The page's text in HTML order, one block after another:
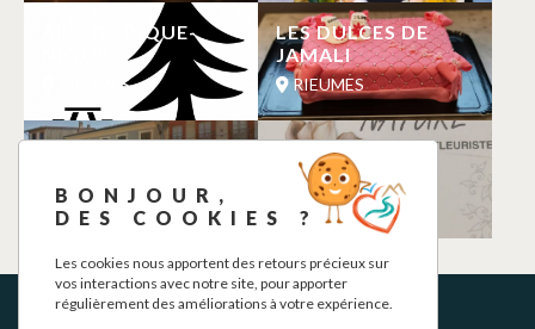
AIRE DE PIQUE-
RIEUMES
LES DULCES DE
JAMALI
RIEUMES
COULEURS
NATURE
RIEUMES
BONJOUR,
DES COOKIES ?
Les cookies nous apportent des retours précieux sur
vos interactions avec notre site, pour apporter
régulièrement des améliorations à votre expérience.